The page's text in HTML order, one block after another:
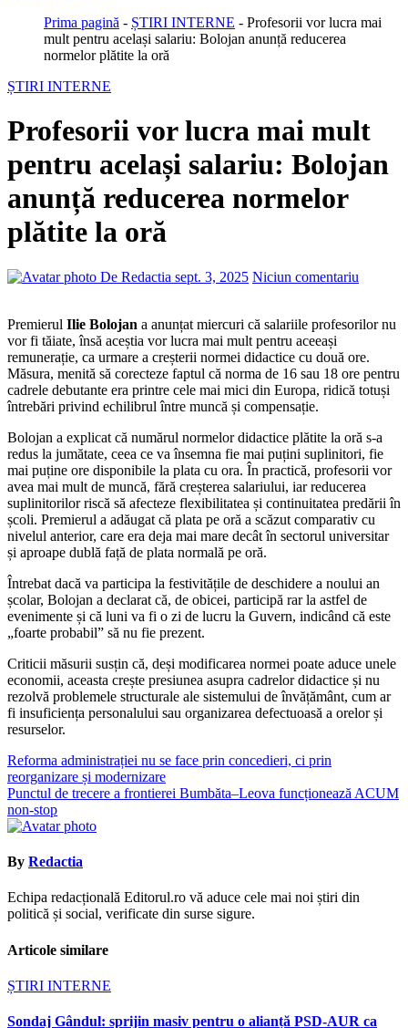
Prima pagină - ȘTIRI INTERNE - Profesorii vor lucra mai
mult pentru același salariu: Bolojan anunță reducerea
normelor plătite la oră
ȘTIRI INTERNE
Profesorii vor lucra mai mult
pentru același salariu: Bolojan
anunță reducerea normelor
plătite la oră
De Redactia sept. 3, 2025 Niciun comentariu
Premierul Ilie Bolojan a anunțat miercuri că salariile profesorilor nu
vor fi tăiate, însă aceștia vor lucra mai mult pentru aceeași
remunerație, ca urmare a creșterii normei didactice cu două ore.
Măsura, menită să corecteze faptul că norma de 16 sau 18 ore pentru
cadrele debutante era printre cele mai mici din Europa, ridică totuși
întrebări privind echilibrul între muncă și compensație.
Bolojan a explicat că numărul normelor didactice plătite la oră s-a
redus la jumătate, ceea ce va însemna fie mai puțini suplinitori, fie
mai puține ore disponibile la plata cu ora. În practică, profesorii vor
avea mai mult de muncă, fără creșterea salariului, iar reducerea
suplinitorilor riscă să afecteze flexibilitatea și continuitatea predării în
școli. Premierul a adăugat că plata pe oră a scăzut comparativ cu
nivelul anterior, care era deja mai mare decât în sectorul universitar
și aproape dublă față de plata normală pe oră.
Întrebat dacă va participa la festivitățile de deschidere a noului an
școlar, Bolojan a declarat că, de obicei, participă rar la astfel de
evenimente și că luni va fi o zi de lucru la Guvern, indicând că este
„foarte probabil” să nu fie prezent.
Criticii măsurii susțin că, deși modificarea normei poate aduce unele
economii, aceasta crește presiunea asupra cadrelor didactice și nu
rezolvă problemele structurale ale sistemului de învățământ, cum ar
fi insuficiența personalului sau organizarea defectuoasă a orelor și
resurselor.
Navigare
în
articole
Reforma administrației nu se face prin concedieri, ci prin
reorganizare și modernizare
Punctul de trecere a frontierei Bumbăta–Leova funcționează ACUM
non-stop
By Redactia
Echipa redacțională Editorul.ro vă aduce cele mai noi știri din
politică și social, verificate din surse sigure.
Articole similare
ȘTIRI INTERNE
Sondaj Gândul: sprijin masiv pentru o alianță PSD-AUR ca